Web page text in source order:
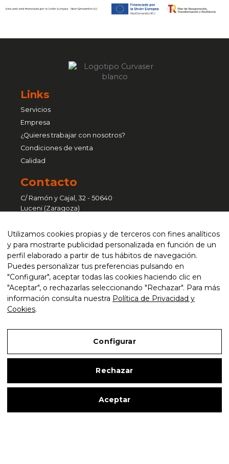
Links
Servicios
Empresa
¿Quieres trabajar con nosotros?
Condiciones de venta
Calidad
Contacto
C/ Ramón y Cajal, 32 - 50640
Luceni (Zaragoza)
Pol. Ind. Sant Vicenç - C/ Ferralla, 41
nave 6 - 08755 Castellbisbal
atencionalcliente@curvaser.com
+34 976 651 333 / 93 635 76 50
Legal
Mapa web
Copyright © 2026 Curvaser
Utilizamos cookies propias y de terceros con fines analíticos
y para mostrarte publicidad personalizada en función de un
perfil elaborado a partir de tus hábitos de navegación.
Puedes personalizar tus preferencias pulsando en
"Configurar", aceptar todas las cookies haciendo clic en
"Aceptar", o rechazarlas seleccionando "Rechazar". Para más
información consulta nuestra Política de Privacidad y
Cookies.
Configurar
Rechazar
Aceptar